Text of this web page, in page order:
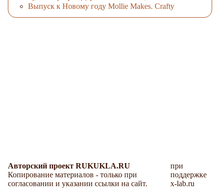
Выпуск к Новому году Mollie Makes. Crafty
Авторский проект RUKUKLA.RU
Копирование материалов - только при
согласовании и указании ссылки на сайт.
при
поддержке
x-lab.ru